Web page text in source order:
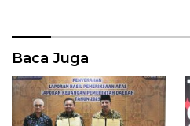
Baca Juga